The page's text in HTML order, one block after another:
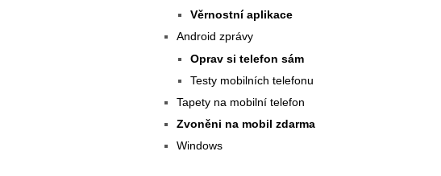
Věrnostní aplikace
Android zprávy
Oprav si telefon sám
Testy mobilních telefonu
Tapety na mobilní telefon
Zvoněni na mobil zdarma
Windows